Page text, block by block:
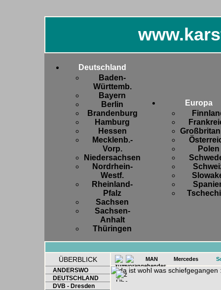
Deutschland
Baden-
Württemb.
Bayern
Berlin
Brandenburg
Hamburg
Hessen
Mecklenb.-
Vorp.
Niedersachsen
Nordrhein-
Westf.
Rheinland-
Pfalz
Sachsen
Sachsen-
Anhalt
Thüringen
Europa
Polen
ÜBERBLICK
ANDERSWO
DEUTSCHLAND
DVB - Dresden
MAN Mercedes